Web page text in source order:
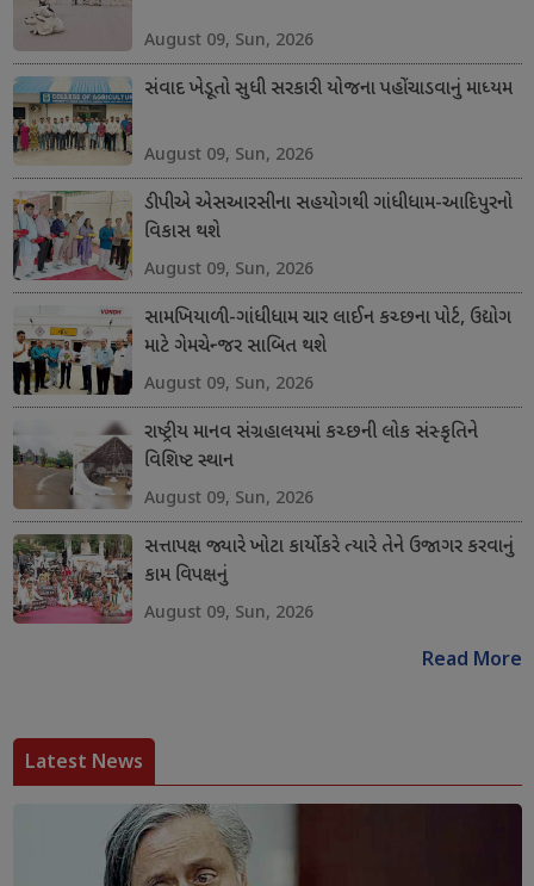
August 09, Sun, 2026
સંવાદ ખેડૂતો સુધી સરકારી યોજના પહોંચાડવાનું માધ્યમ
August 09, Sun, 2026
ડીપીએ એસઆરસીના સહયોગથી ગાંધીધામ-આદિપુરનો
વિકાસ થશે
August 09, Sun, 2026
સામખિયાળી-ગાંધીધામ ચાર લાઈન કચ્છના પોર્ટ, ઉદ્યોગ
માટે ગેમચેન્જર સાબિત થશે
August 09, Sun, 2026
રાષ્ટ્રીય માનવ સંગ્રહાલયમાં કચ્છની લોક સંસ્કૃતિને
વિશિષ્ટ સ્થાન
August 09, Sun, 2026
સત્તાપક્ષ જ્યારે ખોટા કાર્યો કરે ત્યારે તેને ઉજાગર કરવાનું
કામ વિપક્ષનું
August 09, Sun, 2026
Read More
Latest News